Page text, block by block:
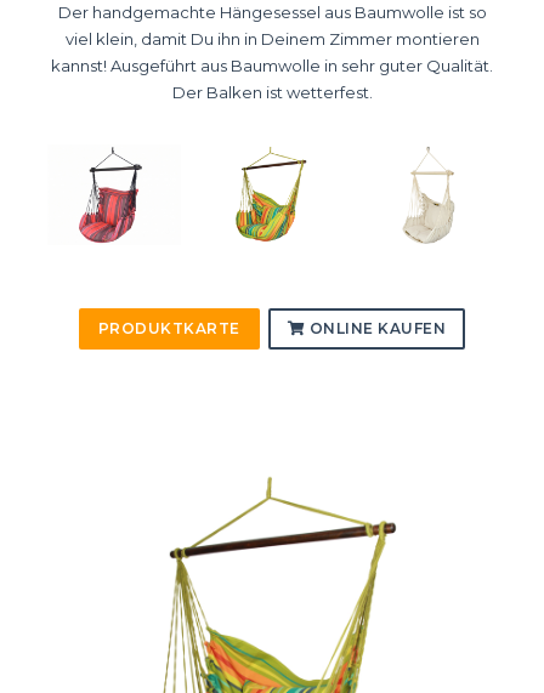
Der handgemachte Hängesessel aus Baumwolle ist so
viel klein, damit Du ihn in Deinem Zimmer montieren
kannst! Ausgeführt aus Baumwolle in sehr guter Qualität.
Der Balken ist wetterfest.
PRODUKTKARTE ONLINE KAUFEN